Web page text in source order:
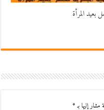
بعيد المرأة
مشار إليها بـ*